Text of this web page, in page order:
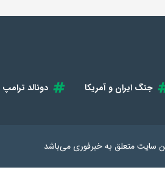
جنگ ایران و آمریکا
دونالد ترامپ
سایت متعلق بهخبرفوری می‌باشد